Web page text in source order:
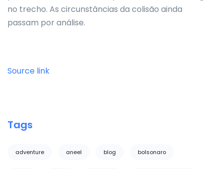
no trecho. As circunstâncias da colisão ainda
passam por análise.
Source link
Tags
adventure aneel blog bolsonaro